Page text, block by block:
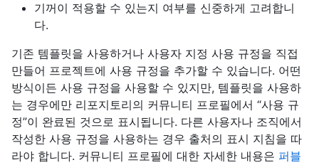
기꺼이 적용할 수 있는지 여부를 신중하게 고려합니
다.
기존 템플릿을 사용하거나 사용자 지정 사용 규정을 직접
만들어 프로젝트에 사용 규정을 추가할 수 있습니다. 어떤
방식이든 사용 규정을 사용할 수 있지만, 템플릿을 사용하
는 경우에만 리포지토리의 커뮤니티 프로필에서 “사용 규
정”이 완료된 것으로 표시됩니다. 다른 사용자나 조직에서
작성한 사용 규정을 사용하는 경우 출처의 표시 지침을 따
라야 합니다. 커뮤니티 프로필에 대한 자세한 내용은 퍼블